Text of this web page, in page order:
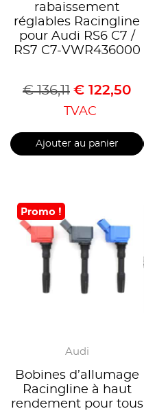
rabaissement
réglables Racingline
pour Audi RS6 C7 /
RS7 C7-VWR436000
€136,11 € 122,50
TVAC
Ajouter au panier
Promo !
Audi
Bobines d’allumage
Racingline à haut
rendement pour tous